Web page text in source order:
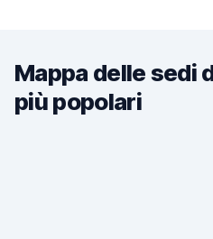
Mappa delle sedi
più popolari